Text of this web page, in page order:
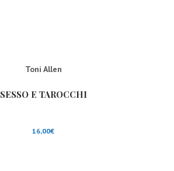
Toni Allen
SESSO E TAROCCHI
16,00€